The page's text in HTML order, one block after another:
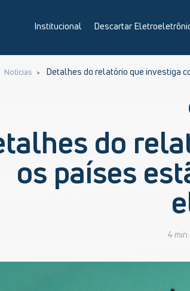
Institucional Descartar
Notícias Detalhes do relatório que investiga
do
os países
4 min